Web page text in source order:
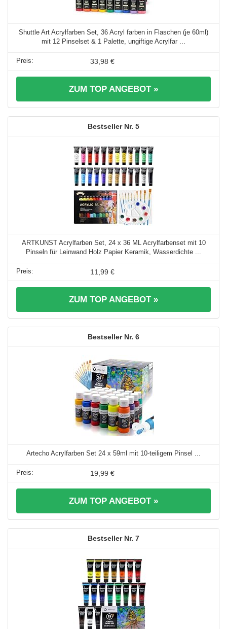
Shuttle Art Acrylfarben Set, 36 Acryl farben in Flaschen (je 60ml)
mit 12 Pinselset & 1 Palette, ungiftige Acrylfar ...
33,98 €
ZUM TOP ANGEBOT »
5
ARTKUNST Acrylfarben Set, 24 x 36 ML Acrylfarbenset mit 10
Pinseln für Leinwand Holz Papier Keramik, Wasserdichte ...
11,99 €
ZUM TOP ANGEBOT »
6
Artecho Acrylfarben Set 24 x 59ml mit 10-teiligem Pinsel ...
19,99 €
ZUM TOP ANGEBOT »
7